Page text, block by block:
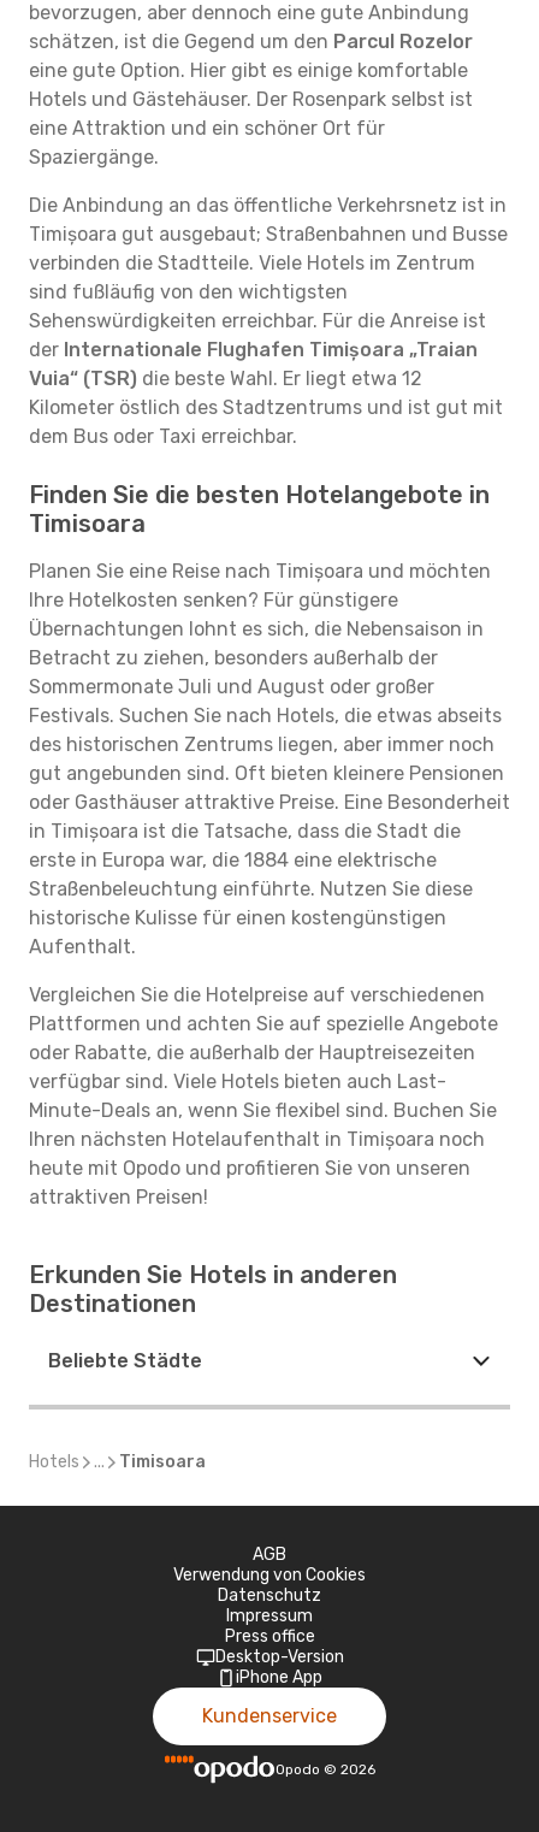
bevorzugen, aber dennoch eine gute Anbindung
schätzen, ist die Gegend um den Parcul Rozelor
eine gute Option. Hier gibt es einige komfortable
Hotels und Gästehäuser. Der Rosenpark selbst ist
eine Attraktion und ein schöner Ort für
Spaziergänge.
Die Anbindung an das öffentliche Verkehrsnetz ist in
Timișoara gut ausgebaut; Straßenbahnen und Busse
verbinden die Stadtteile. Viele Hotels im Zentrum
sind fußläufig von den wichtigsten
Sehenswürdigkeiten erreichbar. Für die Anreise ist
der Internationale Flughafen Timișoara „Traian
Vuia“ (TSR) die beste Wahl. Er liegt etwa 12
Kilometer östlich des Stadtzentrums und ist gut mit
dem Bus oder Taxi erreichbar.
Finden Sie die besten Hotelangebote in
Timisoara
Planen Sie eine Reise nach Timișoara und möchten
Ihre Hotelkosten senken? Für günstigere
Übernachtungen lohnt es sich, die Nebensaison in
Betracht zu ziehen, besonders außerhalb der
Sommermonate Juli und August oder großer
Festivals. Suchen Sie nach Hotels, die etwas abseits
des historischen Zentrums liegen, aber immer noch
gut angebunden sind. Oft bieten kleinere Pensionen
oder Gasthäuser attraktive Preise. Eine Besonderheit
in Timișoara ist die Tatsache, dass die Stadt die
erste in Europa war, die 1884 eine elektrische
Straßenbeleuchtung einführte. Nutzen Sie diese
historische Kulisse für einen kostengünstigen
Aufenthalt.
Vergleichen Sie die Hotelpreise auf verschiedenen
Plattformen und achten Sie auf spezielle Angebote
oder Rabatte, die außerhalb der Hauptreisezeiten
verfügbar sind. Viele Hotels bieten auch Last-
Minute-Deals an, wenn Sie flexibel sind. Buchen Sie
Ihren nächsten Hotelaufenthalt in Timișoara noch
heute mit Opodo und profitieren Sie von unseren
attraktiven Preisen!
Erkunden Sie Hotels in anderen
Destinationen
Beliebte Städte
Hotels ... Timisoara
AGB
Verwendung von Cookies
Datenschutz
Impressum
Press office
Desktop-Version
iPhone App
Kundenservice
Opodo © 2026